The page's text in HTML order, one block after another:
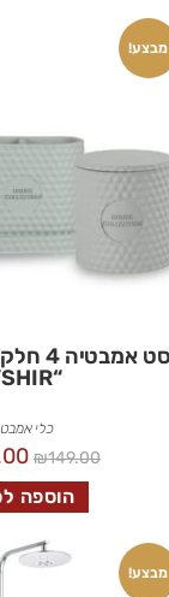
מבצע!
סט
“SHIR”
כלי אמבט
₪149.00
הוספה
מבצע!